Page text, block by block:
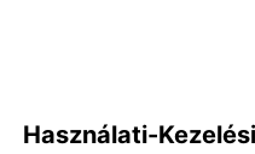
Használati-